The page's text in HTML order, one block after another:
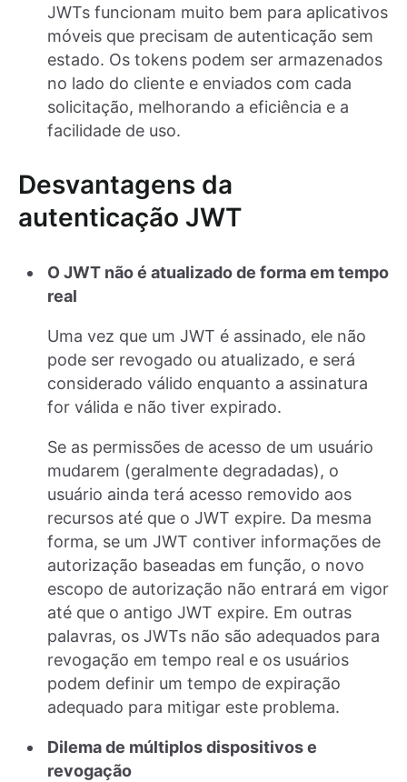
JWTs funcionam muito bem para aplicativos
móveis que precisam de autenticação sem
estado. Os tokens podem ser armazenados
no lado do cliente e enviados com cada
solicitação, melhorando a eficiência e a
facilidade de uso.
Desvantagens da
autenticação JWT
O JWT não é atualizado de forma em tempo
real
Uma vez que um JWT é assinado, ele não
pode ser revogado ou atualizado, e será
considerado válido enquanto a assinatura
for válida e não tiver expirado.
Se as permissões de acesso de um usuário
mudarem (geralmente degradadas), o
usuário ainda terá acesso removido aos
recursos até que o JWT expire. Da mesma
forma, se um JWT contiver informações de
autorização baseadas em função, o novo
escopo de autorização não entrará em vigor
até que o antigo JWT expire. Em outras
palavras, os JWTs não são adequados para
revogação em tempo real e os usuários
podem definir um tempo de expiração
adequado para mitigar este problema.
Dilema de múltiplos dispositivos e
revogação